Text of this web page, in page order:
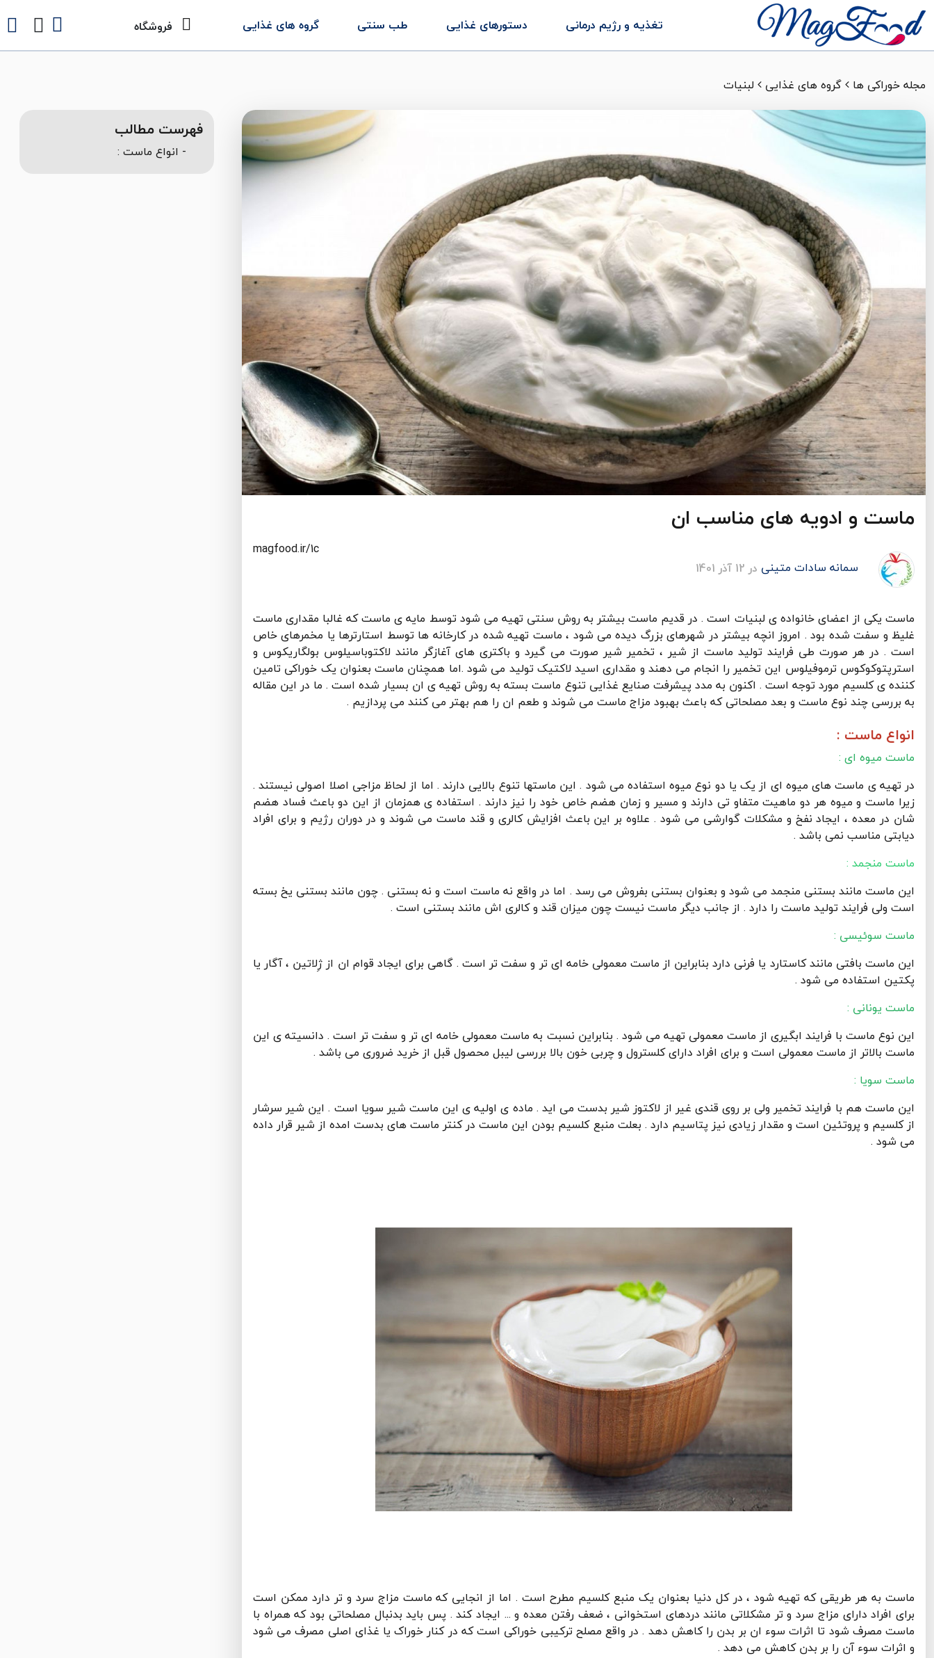
تغذیه و رژیم درمانی دستورهای غذایی طب سنتی گروه های غذایی فروشگاه
مجله خوراکی ها گروه های غذایی لبنیات
ماست و ادویه های مناسب ان
سمانه سادات متینی در 12 آذر 1401
magfood.ir/1c
ماست یکی از اعضای خانواده ی لبنیات است . در قدیم ماست بیشتر به روش سنتی تهیه می شود توسط مایه ی ماست که غالبا مقداری ماست
غلیظ و سفت شده بود . امروز انچه بیشتر در شهرهای بزرگ دیده می شود ، ماست تهیه شده در کارخانه ها توسط استارترها یا مخمرهای خاص
است . در هر صورت طی فرایند تولید ماست از شیر ، تخمیر شیر صورت می گیرد و باکتری های آغازگر مانند لاکتوباسیلوس بولگاریکوس و
استرپتوکوکوس ترموفیلوس این تخمیر را انجام می دهند و مقداری اسید لاکتیک تولید می شود .اما همچنان ماست بعنوان یک خوراکی تامین
کننده ی کلسیم مورد توجه است . اکنون به مدد پیشرفت صنایع غذایی تنوع ماست بسته به روش تهیه ی ان بسیار شده است . ما در این مقاله
به بررسی چند نوع ماست و بعد مصلحاتی که باعث بهبود مزاج ماست می شوند و طعم ان را هم بهتر می کنند می پردازیم .
انواع ماست :
ماست میوه ای :
در تهیه ی ماست های میوه ای از یک یا دو نوع میوه استفاده می شود . این ماستها تنوع بالایی دارند . اما از لحاظ مزاجی اصلا اصولی نیستند .
زیرا ماست و میوه هر دو ماهیت متفاو تی دارند و مسیر و زمان هضم خاص خود را نیز دارند . استفاده ی همزمان از این دو باعث فساد هضم
شان در معده ، ایجاد نفخ و مشکلات گوارشی می شود . علاوه بر این باعث افزایش کالری و قند ماست می شوند و در دوران رژیم و برای افراد
دیابتی مناسب نمی باشد .
ماست منجمد :
این ماست مانند بستنی منجمد می شود و بعنوان بستنی بفروش می رسد . اما در واقع نه ماست است و نه بستنی . چون مانند بستنی یخ بسته
است ولی فرایند تولید ماست را دارد . از جانب دیگر ماست نیست چون میزان قند و کالری اش مانند بستنی است .
ماست سوئیسی :
این ماست بافتی مانند کاستارد یا فرنی دارد بنابراین از ماست معمولی خامه ای تر و سفت تر است . گاهی برای ایجاد قوام ان از ژِلاتین ، آگار یا
پکتین استفاده می شود .
ماست یونانی :
این نوع ماست با فرایند ابگیری از ماست معمولی تهیه می شود . بنابراین نسبت به ماست معمولی خامه ای تر و سفت تر است . دانسیته ی این
ماست بالاتر از ماست معمولی است و برای افراد دارای کلسترول و چربی خون بالا بررسی لیبل محصول قبل از خرید ضروری می باشد .
ماست سویا :
این ماست هم با فرایند تخمیر ولی بر روی قندی غیر از لاکتوز شیر بدست می اید . ماده ی اولیه ی این ماست شیر سویا است . این شیر سرشار
از کلسیم و پروتئین است و مقدار زیادی نیز پتاسیم دارد . بعلت منبع کلسیم بودن این ماست در کنتر ماست های بدست امده از شیر قرار داده
می شود .
ماست به هر طریقی که تهیه شود ، در کل دنیا بعنوان یک منبع کلسیم مطرح است . اما از انجایی که ماست مزاج سرد و تر دارد ممکن است
برای افراد دارای مزاج سرد و تر مشکلاتی مانند دردهای استخوانی ، ضعف رفتن معده و ... ایجاد کند . پس باید بدنبال مصلحاتی بود که همراه با
ماست مصرف شود تا اثرات سوء ان بر بدن را کاهش دهد . در واقع مصلح ترکیبی خوراکی است که در کنار خوراک یا غذای اصلی مصرف می شود
و اثرات سوء آن را بر بدن کاهش می دهد .
فهرست مطالب
- انواع ماست :